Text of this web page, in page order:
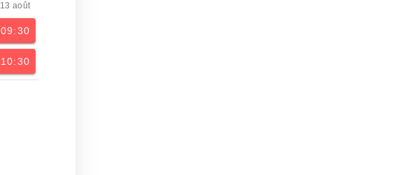
13 août
09:30
10:30